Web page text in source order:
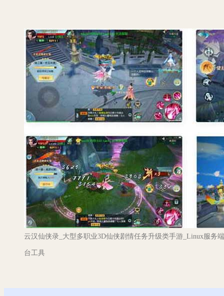
云汉仙侠录_大型多职业3D仙侠剧情任务升级类手游_Linux服务
台工具